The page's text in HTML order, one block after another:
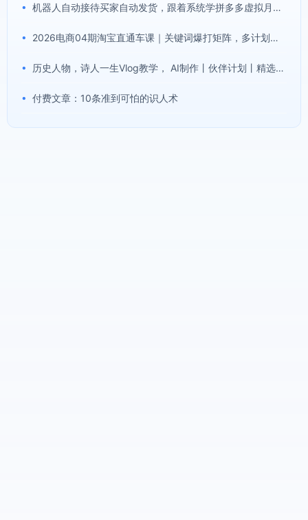
• 机器人自动接待买家自动发货，跟着系统学拼多多虚拟月入1-5万
• 2026电商04期淘宝直通车课｜关键词爆打矩阵，多计划低出价，新品爆款差异化投放实操教学
• 历史人物，诗人一生Vlog教学， AI制作丨伙伴计划丨精选收益丨商单收徒 ，新领域红利期，抓紧做
• 付费文章：10条准到可怕的识人术